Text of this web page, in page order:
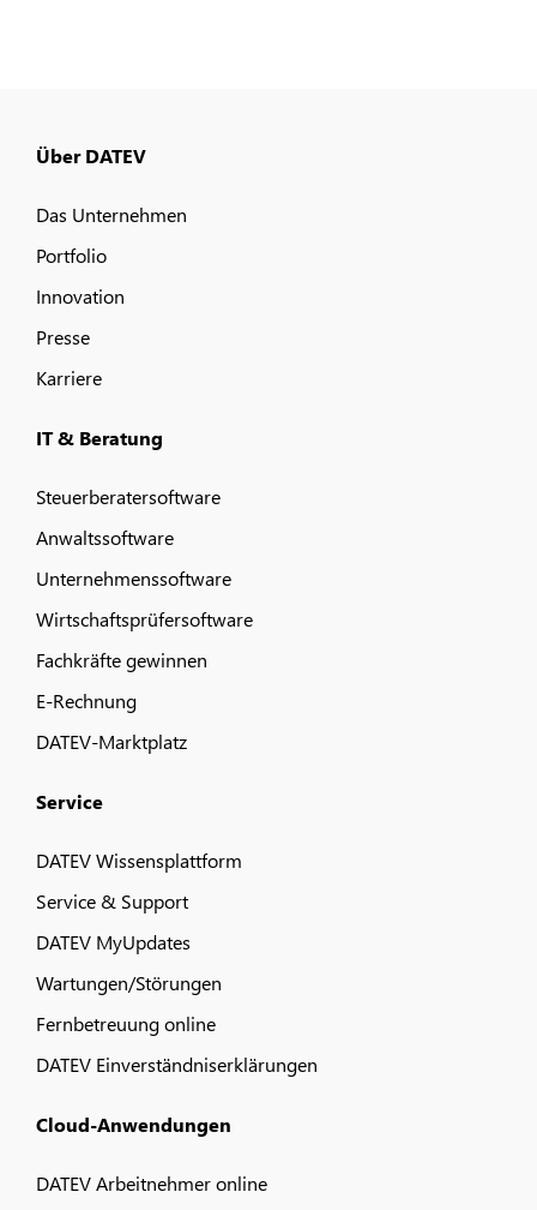
Über DATEV
Das Unternehmen
Portfolio
Innovation
Presse
Karriere
IT & Beratung
Steuerberatersoftware
Anwaltssoftware
Unternehmenssoftware
Wirtschaftsprüfersoftware
Fachkräfte gewinnen
E-Rechnung
DATEV-Marktplatz
Service
DATEV Wissensplattform
Service & Support
DATEV MyUpdates
Wartungen/Störungen
Fernbetreuung online
DATEV Einverständniserklärungen
Cloud-Anwendungen
DATEV Arbeitnehmer online